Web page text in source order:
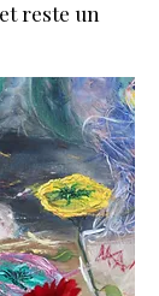
reste un